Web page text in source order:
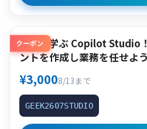
クーポン
作って学ぶ Copilot Studio
ントを作成し業務を任せよう
¥3,0008/13まで
GEEK2607STUDIO